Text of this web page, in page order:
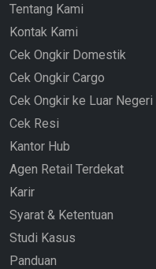
Tentang Kami
Kontak Kami
Cek Ongkir Domestik
Cek Ongkir Cargo
Cek Ongkir ke Luar Negeri
Cek Resi
Kantor Hub
Agen Retail Terdekat
Karir
Syarat & Ketentuan
Studi Kasus
Panduan